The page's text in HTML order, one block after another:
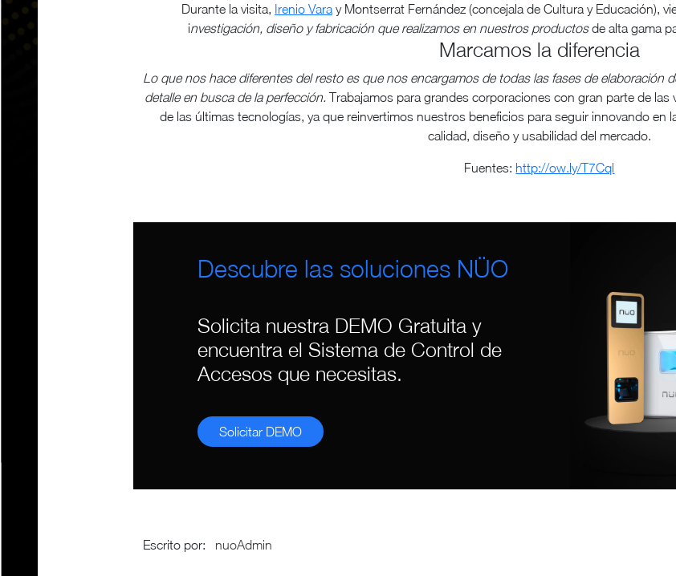
Durante la visita, Irenio Varay Montserrat Fernández (concejala de Cultura y Educación),
investigación, diseño y fabricación que realizamos en nuestros productosde alta gama
Marcamos la diferencia
Lo que nos hace diferentes del resto es que nos encargamos de todas las fases de elaboración
detalle en busca de la perfección. Trabajamos para grandes corporaciones con gran parte de
de las últimas tecnologías, ya que reinvertimos nuestros beneficios para seguir innovando
calidad, diseño y usabilidad del mercado.
Fuentes: http://ow.ly/T7Cql
Descubre las soluciones NÜO
Solicita nuestra DEMO Gratuita y
encuentra el Sistema de Control de
Accesos que necesitas.
Solicitar DEMO
Escrito por: nuoAdmin